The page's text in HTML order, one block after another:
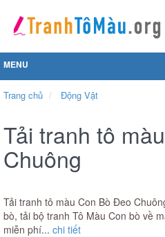
MENU
Trang chủ Động Vật
Tải tranh tô
Chuông
Tải tranh tô màu Con Bò Đeo
bò, tải bộ tranh Tô Màu Con bò về
miễn phí... chi tiết